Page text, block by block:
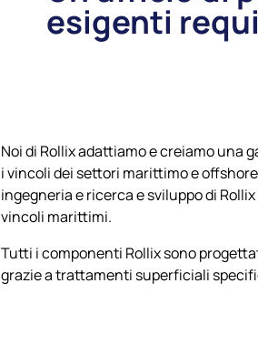
esigenti
Noi di Rollix adattiamo e creiamo una
i vincoli dei settori marittimo e
ingegneria e ricerca e sviluppo di
vincoli marittimi.
Tutti i componenti Rollix sono
grazie a trattamenti superficiali